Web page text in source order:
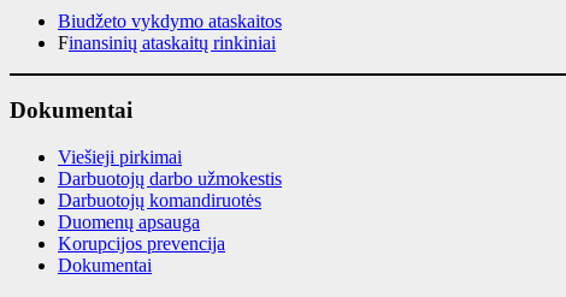
Biudžeto vykdymo ataskaitos
Finansinių ataskaitų rinkiniai
Dokumentai
Viešieji pirkimai
Darbuotojų darbo užmokestis
Darbuotojų komandiruotės
Duomenų apsauga
Korupcijos prevencija
Dokumentai